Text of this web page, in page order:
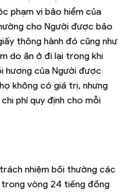
phạm vi bảo hiểm của
cho Người được bảo
thông hành đó cũng như
do ăn ở đi lại trong khi
hương của Người được
không có giá trị, nhưng
phí quy định cho mỗi
nhiệm bồi thường các
trong vòng 24 tiếng đồng